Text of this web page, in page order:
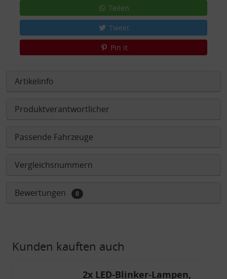
Teilen
Tweet
Pin it
Artikelinfo
Produktverantwortlicher
Passende Fahrzeuge
Vergleichsnummern
Bewertungen 0
Kunden kauften auch
2x LED-Blinker-Lampen,